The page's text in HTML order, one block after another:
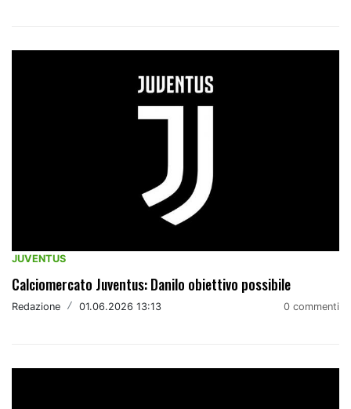
JUVENTUS
Calciomercato Juventus: Danilo obiettivo possibile
Redazione / 01.06.2026 13:13 0 commenti